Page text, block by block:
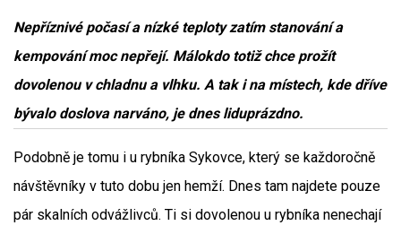
Nepříznivé počasí a nízké teploty zatím stanování a
kempování moc nepřejí. Málokdo totiž chce prožít
dovolenou v chladnu a vlhku. A tak i na místech, kde dříve
bývalo doslova narváno, je dnes liduprázdno.
Podobně je tomu i u rybníka Sykovce, který se každoročně
návštěvníky v tuto dobu jen hemží. Dnes tam najdete pouze
pár skalních odvážlivců. Ti si dovolenou u rybníka nenechají